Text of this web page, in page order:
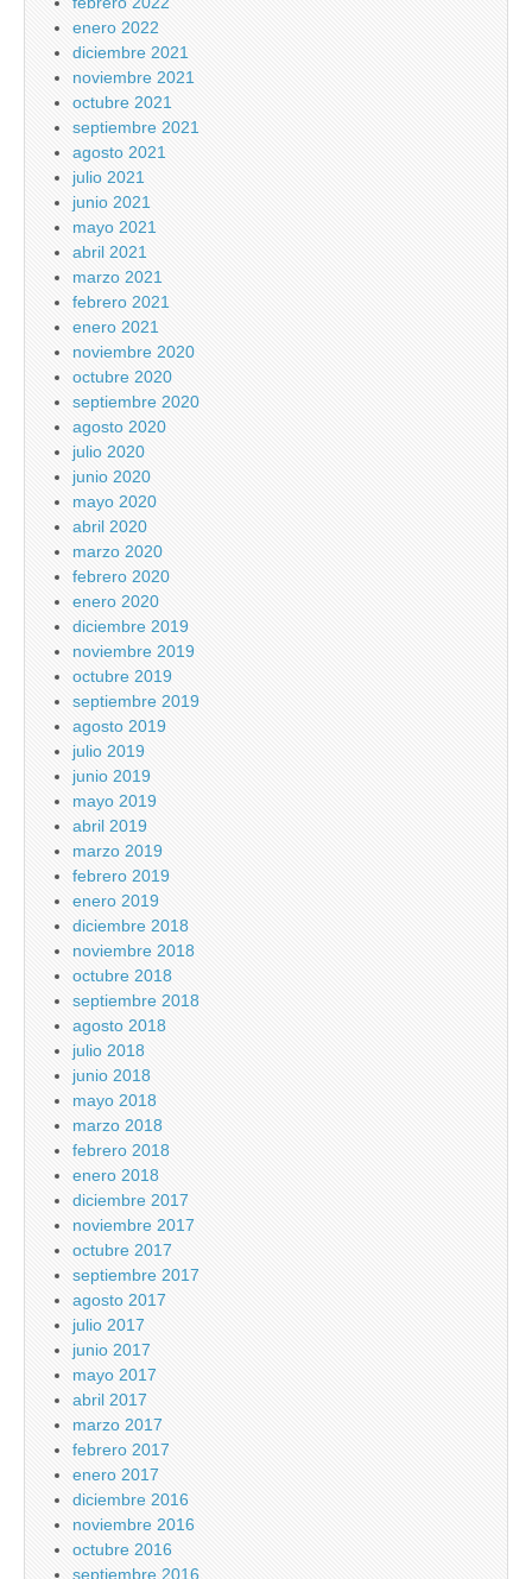
enero 2022
diciembre 2021
noviembre 2021
octubre 2021
septiembre 2021
agosto 2021
julio 2021
junio 2021
mayo 2021
abril 2021
marzo 2021
febrero 2021
enero 2021
noviembre 2020
octubre 2020
septiembre 2020
agosto 2020
julio 2020
junio 2020
mayo 2020
abril 2020
marzo 2020
febrero 2020
enero 2020
diciembre 2019
noviembre 2019
octubre 2019
septiembre 2019
agosto 2019
julio 2019
junio 2019
mayo 2019
abril 2019
marzo 2019
febrero 2019
enero 2019
diciembre 2018
noviembre 2018
octubre 2018
septiembre 2018
agosto 2018
julio 2018
junio 2018
mayo 2018
marzo 2018
febrero 2018
enero 2018
diciembre 2017
noviembre 2017
octubre 2017
septiembre 2017
agosto 2017
julio 2017
junio 2017
mayo 2017
abril 2017
marzo 2017
febrero 2017
enero 2017
diciembre 2016
noviembre 2016
octubre 2016
septiembre 2016